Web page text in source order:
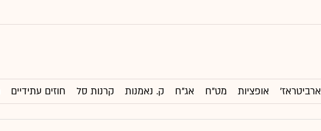
ארביטראז' אופציות מט"ח אג"ח ק. נאמנות קרנות סל חוזים עתידיים